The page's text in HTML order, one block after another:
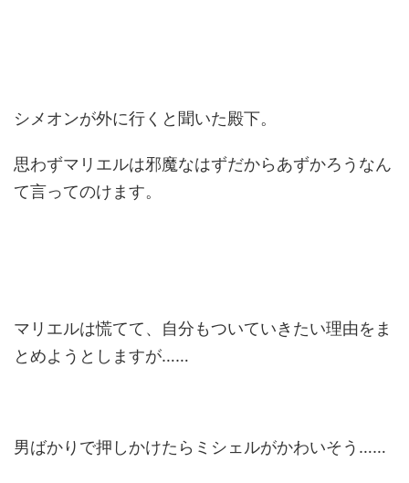
シメオンが外に行くと聞いた殿下。
思わずマリエルは邪魔なはずだからあずかろうなん
て言ってのけます。
マリエルは慌てて、自分もついていきたい理由をま
とめようとしますが……
男ばかりで押しかけたらミシェルがかわいそう……